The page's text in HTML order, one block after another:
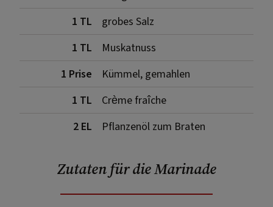
1 TL
grobes Salz
1 TL
Muskatnuss
1 Prise
Kümmel, gemahlen
1 TL
Crème fraîche
2 EL
Pflanzenöl zum Braten
Zutaten für die Marinade